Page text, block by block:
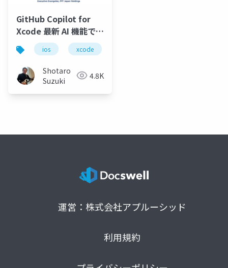
GitHub Copilot for
Xcode 最新 AI 機能で
Swift 開発を⾰新する
ios xcode
Shotaro
Suzuki
4.8K
運営：株式会社アプルーシッド
利用規約